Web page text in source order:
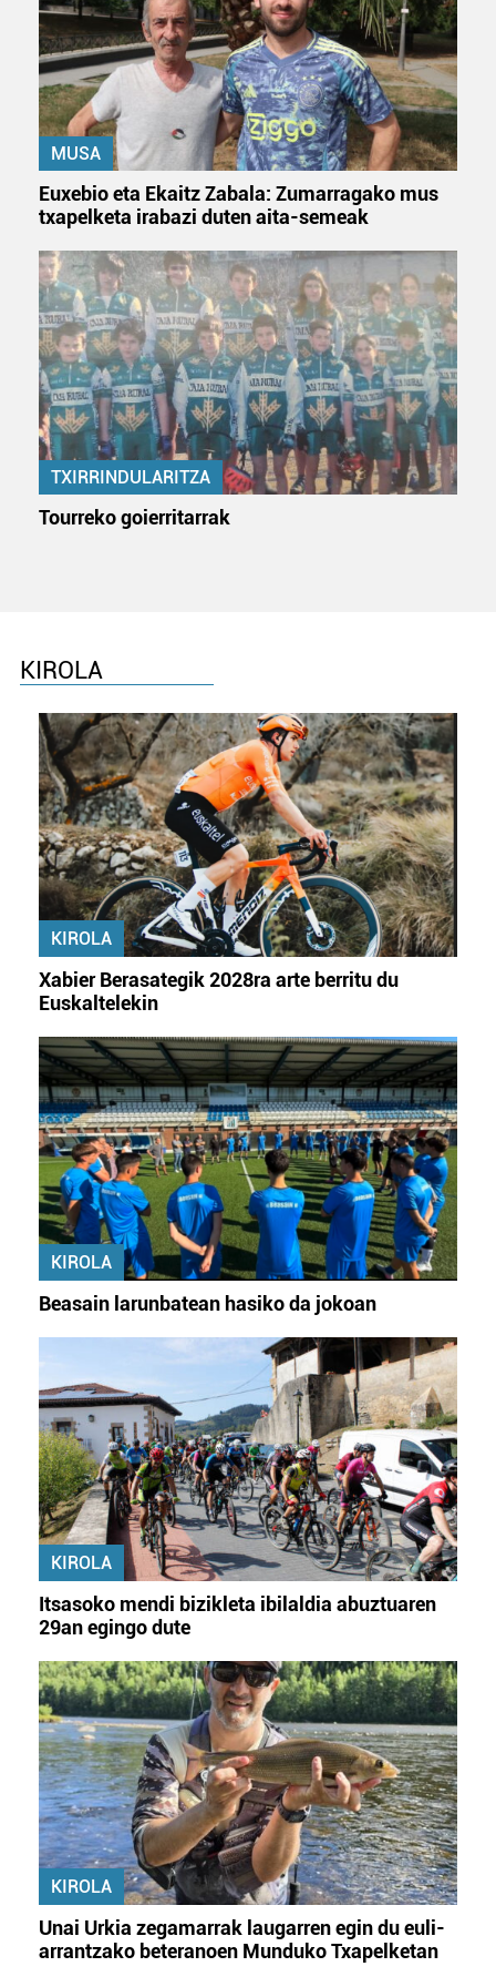
MUSA
Euxebio eta Ekaitz Zabala: Zumarragako mus
txapelketa irabazi duten aita-semeak
TXIRRINDULARITZA
Tourreko goierritarrak
KIROLA
KIROLA
Xabier Berasategik 2028ra arte berritu du
Euskaltelekin
KIROLA
Beasain larunbatean hasiko da jokoan
KIROLA
Itsasoko mendi bizikleta ibilaldia abuztuaren
29an egingo dute
KIROLA
Unai Urkia zegamarrak laugarren egin du euli-
arrantzako beteranoen Munduko Txapelketan